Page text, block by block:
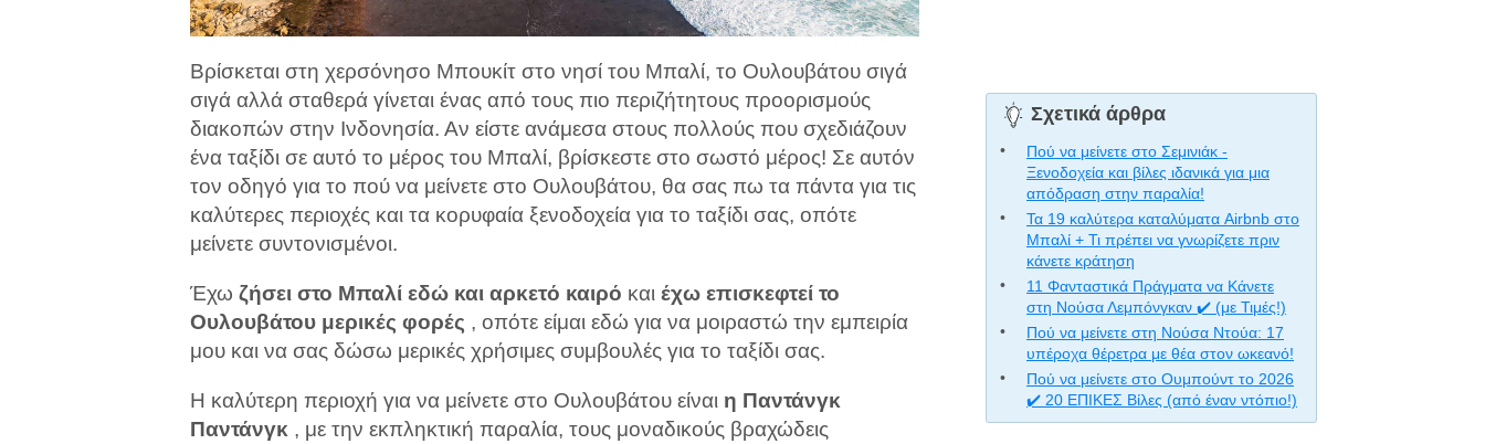
Βρίσκεται στη χερσόνησο Μπουκίτ στο νησί του Μπαλί, το Ουλουβάτου σιγά
σιγά αλλά σταθερά γίνεται ένας από τους πιο περιζήτητους προορισμούς
διακοπών στην Ινδονησία. Αν είστε ανάμεσα στους πολλούς που σχεδιάζουν
ένα ταξίδι σε αυτό το μέρος του Μπαλί, βρίσκεστε στο σωστό μέρος! Σε αυτόν
τον οδηγό για το πού να μείνετε στο Ουλουβάτου, θα σας πω τα πάντα για τις
καλύτερες περιοχές και τα κορυφαία ξενοδοχεία για το ταξίδι σας, οπότε
μείνετε συντονισμένοι.
Έχω ζήσει στο Μπαλί εδώ και αρκετό καιρό και έχω επισκεφτεί το
Ουλουβάτου μερικές φορές , οπότε είμαι εδώ για να μοιραστώ την εμπειρία
μου και να σας δώσω μερικές χρήσιμες συμβουλές για το ταξίδι σας.
Η καλύτερη περιοχή για να μείνετε στο Ουλουβάτου είναι η Παντάνγκ
Παντάνγκ , με την εκπληκτική παραλία, τους μοναδικούς βραχώδεις
Σχετικά άρθρα
Πού να μείνετε στο Σεμινιάκ -
Ξενοδοχεία και βίλες ιδανικά για μια
απόδραση στην παραλία!
Τα 19 καλύτερα καταλύματα Airbnb στο
Μπαλί + Τι πρέπει να γνωρίζετε πριν
κάνετε κράτηση
11 Φανταστικά Πράγματα να Κάνετε
στη Νούσα Λεμπόνγκαν ✔️ (με Τιμές!)
Πού να μείνετε στη Νούσα Ντούα: 17
υπέροχα θέρετρα με θέα στον ωκεανό!
Πού να μείνετε στο Ουμπούντ το 2026
✔️ 20 ΕΠΙΚΕΣ Βίλες (από έναν ντόπιο!)